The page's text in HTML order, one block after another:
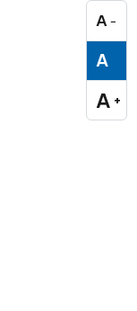
A −
Cỡ
A
Cỡ
A +
Cỡ